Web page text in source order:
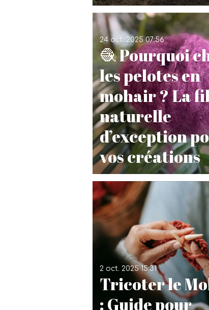
🧶 Pourquoi
les pelotes en
mohair ? La
naturelle
d’exception
vos créations
24 oct. 2025 07:56
Tricoter le
: Guide pour
2 oct. 2025 15:31